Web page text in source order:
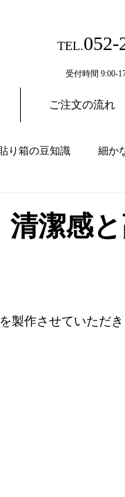
TEL.052-
受付時間 9:00-
ご注文の流れ
り箱の豆知識 細か
潔感
製作させていただ